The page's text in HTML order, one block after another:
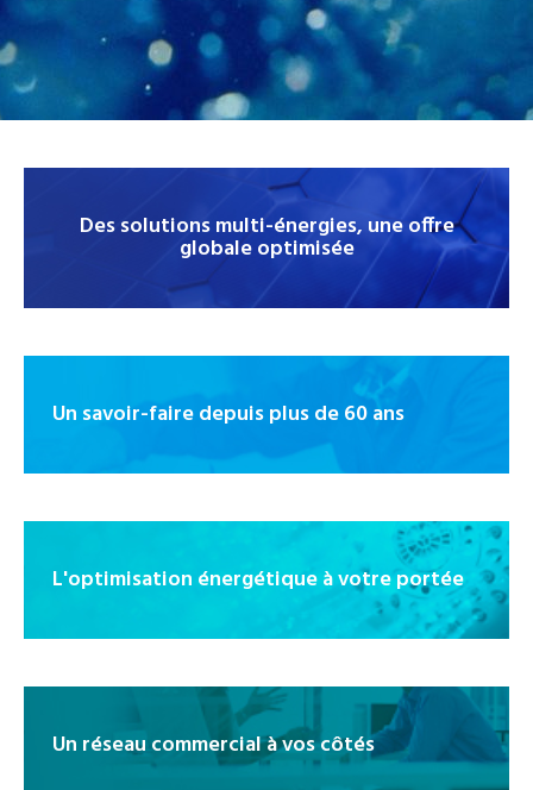
Des solutions multi-énergies, une offre
globale optimisée
Un savoir-faire depuis plus de 60 ans
L'optimisation énergétique à votre portée
Un réseau commercial à vos côtés